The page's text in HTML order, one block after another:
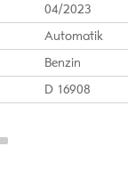
04/2023
Automatik
Benzin
D 16908